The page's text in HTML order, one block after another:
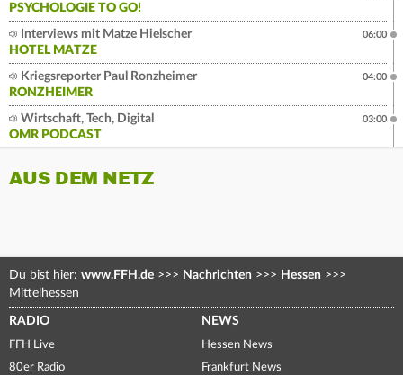
PSYCHOLOGIE TO GO!
Interviews mit Matze Hielscher
HOTEL MATZE
06:00
Kriegsreporter Paul Ronzheimer
RONZHEIMER
04:00
Wirtschaft, Tech, Digital
OMR PODCAST
03:00
AUS DEM NETZ
Du bist hier: www.FFH.de >>> Nachrichten >>> Hessen >>>
Mittelhessen
RADIO
FFH Live
80er Radio
NEWS
Hessen News
Frankfurt News